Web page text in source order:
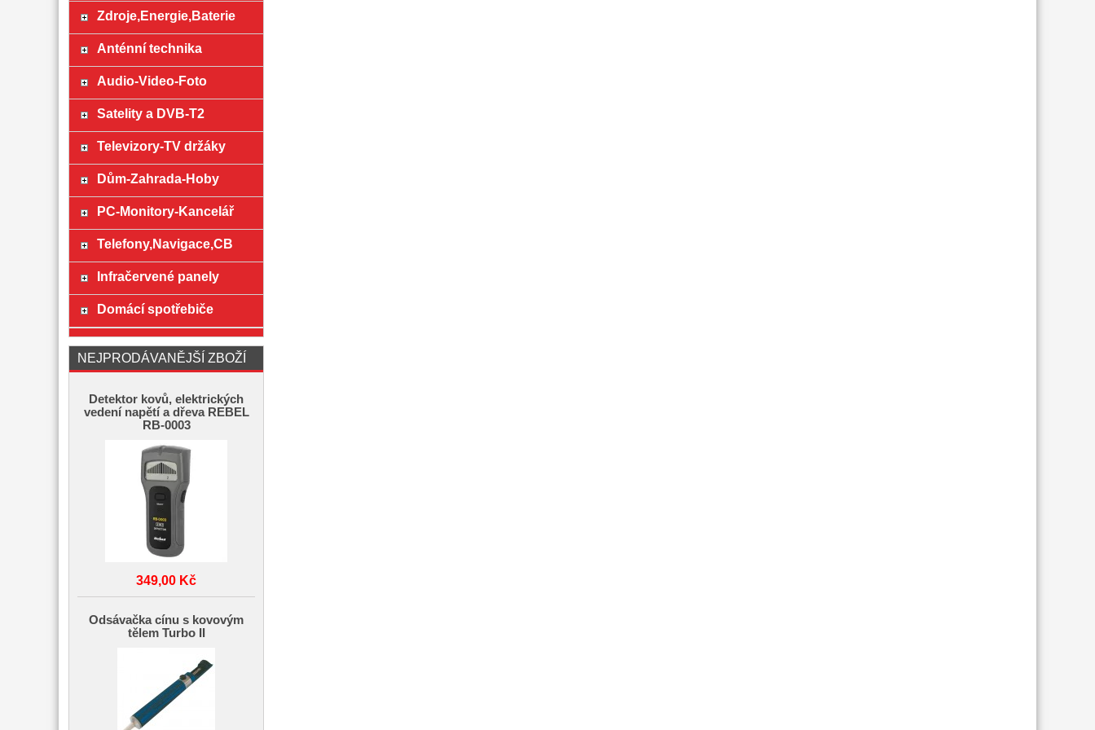
Zdroje,Energie,Baterie
Anténní technika
Audio-Video-Foto
Satelity a DVB-T2
Televizory-TV držáky
Dům-Zahrada-Hoby
PC-Monitory-Kancelář
Telefony,Navigace,CB
Infračervené panely
Domácí spotřebiče
NEJPRODÁVANĚJŠÍ ZBOŽÍ
Detektor kovů, elektrických
vedení napětí a dřeva REBEL
RB-0003
349,00 Kč
Odsávačka cínu s kovovým
tělem Turbo II